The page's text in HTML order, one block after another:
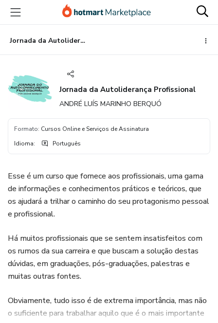
para
conteúdo
principal
para
pagamento
para
rodapé
Jornada da Autoliderança Profissional
Jornada da Autoliderança Profissional
ANDRÉ LUÍS MARINHO BERQUÓ
Formato: Cursos Online e Serviços de Assinatura
Idioma: Português
Esse é um curso que fornece aos profissionais, uma gama
de informações e conhecimentos práticos e teóricos, que
os ajudará a trilhar o caminho do seu protagonismo pessoal
e profissional.
Há muitos profissionais que se sentem insatisfeitos com
os rumos da sua carreira e que buscam a solução destas
dúvidas, em graduações, pós-graduações, palestras e
muitas outras fontes.
Obviamente, tudo isso é de extrema importância, mas não
o suficiente para trabalhar aquilo que é o mais importante